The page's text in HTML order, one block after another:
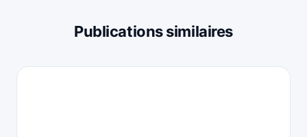
Publications similaires